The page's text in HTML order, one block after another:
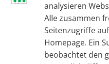
analysieren
Alle zusammen
Seitenzugriffe
Homepage. Ein
beobachtet den